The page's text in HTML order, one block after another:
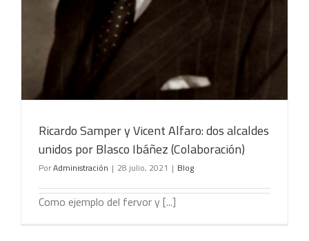
Ricardo Samper y Vicent Alfaro: dos alcaldes
unidos por Blasco Ibáñez (Colaboración)
PorAdministración | 28 julio, 2021 | Blog
Como ejemplo del fervor y [...]